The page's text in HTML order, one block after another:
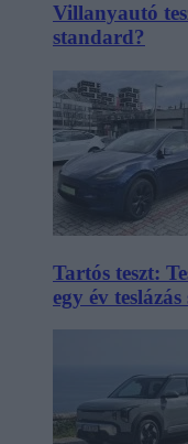
Villanyautó
standard?
Tartós teszt:
egy év